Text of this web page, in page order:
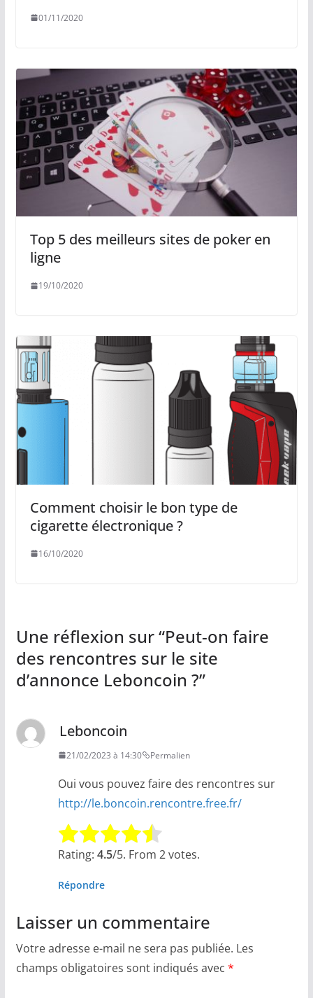
01/11/2020
Top 5 des meilleurs sites de poker en
ligne
19/10/2020
Comment choisir le bon type de
cigarette électronique ?
16/10/2020
Une réflexion sur “Peut-on faire
des rencontres sur le site
d’annonce Leboncoin ?”
Leboncoin
21/02/2023 à 14:30 Permalien
Oui vous pouvez faire des rencontres sur
http://le.boncoin.rencontre.free.fr/
Rate this item:
Rating: 4.5/5. From 2 votes.
Répondre
Laisser un commentaire
Votre adresse e-mail ne sera pas publiée. Les
champs obligatoires sont indiqués avec *